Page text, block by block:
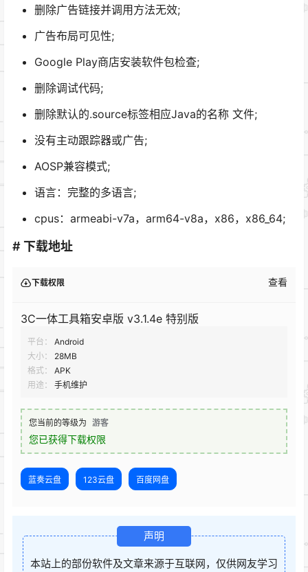
删除广告链接并调用方法无效;
广告布局可见性;
Google Play商店安装软件包检查;
删除调试代码;
删除默认的.source标签相应Java的名称 文件;
没有主动跟踪器或广告;
AOSP兼容模式;
语言：完整的多语言;
cpus：armeabi-v7a，arm64-v8a，x86，x86_64;
# 下载地址
下载权限 查看
3C一体工具箱安卓版 v3.1.4e 特别版
平台：
Android
大小：
28MB
格式：
APK
用途：
手机维护
您当前的等级为 游客
您已获得下载权限
蓝奏云盘 123云盘 百度网盘
声明
本站上的部份软件及文章来源于互联网，仅供网友学习